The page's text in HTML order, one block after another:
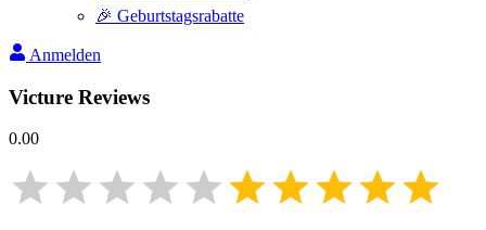
🎉 Geburtstagsrabatte
Anmelden
Victure Reviews
0.00